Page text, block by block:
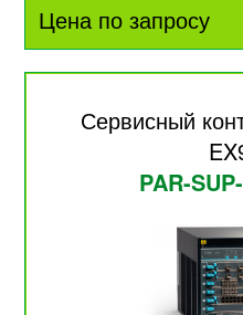
Цена по запросу
Сервисный
PAR-